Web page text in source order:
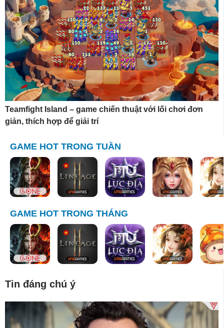
Teamfight Island – game chiến thuật với lối chơi đơn
giản, thích hợp để giải trí
GAME HOT TRONG TUẦN
GAME HOT TRONG THÁNG
Tin đáng chú ý